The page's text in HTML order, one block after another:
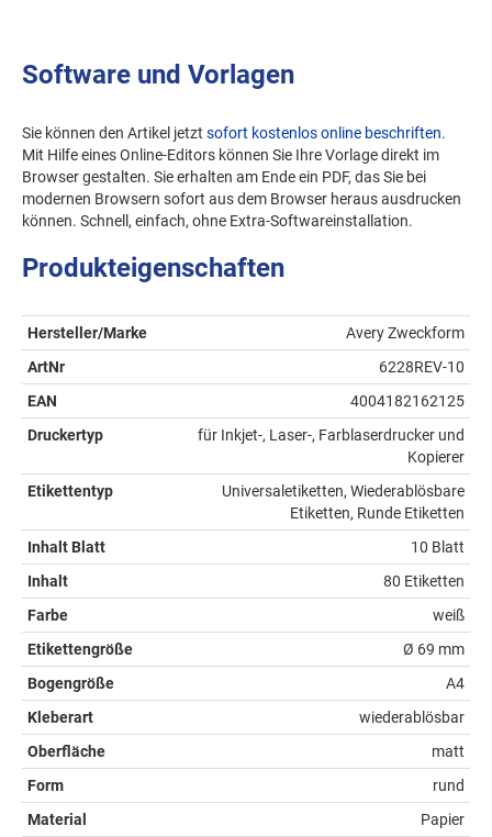
Software und Vorlagen
Sie können den Artikel jetzt sofort kostenlos online beschriften.
Mit Hilfe eines Online-Editors können Sie Ihre Vorlage direkt im
Browser gestalten. Sie erhalten am Ende ein PDF, das Sie bei
modernen Browsern sofort aus dem Browser heraus ausdrucken
können. Schnell, einfach, ohne Extra-Softwareinstallation.
Produkteigenschaften
Hersteller/Marke
Avery Zweckform
ArtNr
6228REV-10
EAN
4004182162125
Druckertyp
für Inkjet-, Laser-, Farblaserdrucker und
Kopierer
Etikettentyp
Universaletiketten, Wiederablösbare
Etiketten, Runde Etiketten
Inhalt Blatt
10 Blatt
Inhalt
80 Etiketten
Farbe
weiß
Etikettengröße
Ø 69 mm
Bogengröße
A4
Kleberart
wiederablösbar
Oberfläche
matt
Form
rund
Material
Papier